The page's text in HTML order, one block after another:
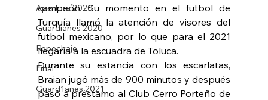
Apertura 2020
Guardianes 2020
Repechaje
Final
Guard1anes 2021
campeón. Su momento en el futbol de
Turquía llamó la atención de visores del
futbol mexicano, por lo que para el 2021
llegaría a la escuadra de Toluca.
Durante su estancia con los escarlatas,
Braian jugó más de 900 minutos y después
pasó a préstamo al Club Cerro Porteño de